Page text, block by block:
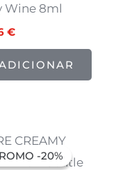
Wine 8ml
€
-20%
-20%
O
preço
atual